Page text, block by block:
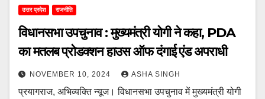
उत्तर प्रदेश राजनीति
विधानसभा उपचुनाव : मुख्यमंत्री योगी ने कहा, PDA
का मतलब प्रोडक्शन हाउस ऑफ दंगाई एंड अपराधी
NOVEMBER 10, 2024 ASHA SINGH
प्रयागराज, अभिव्यक्ति न्यूज। विधानसभा उपचुनाव में मुख्यमंत्री योगी